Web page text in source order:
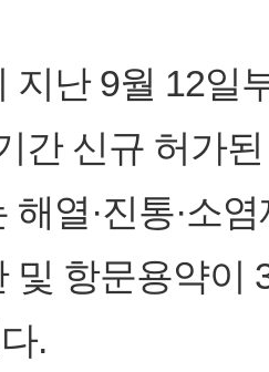
지난 9월 12일
간 신규 허가
해열·진통·소
및 항문용약이
.